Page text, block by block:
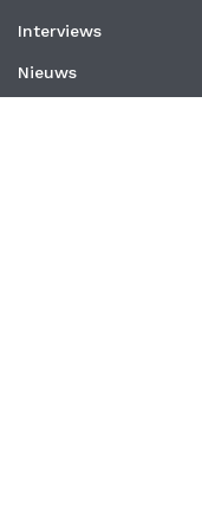
Interviews
Nieuws